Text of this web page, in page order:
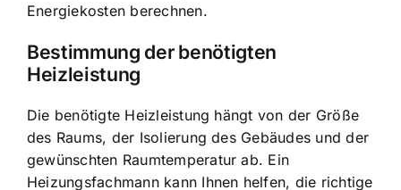
Energiekosten berechnen.
Bestimmung der benötigten
Heizleistung
Die benötigte Heizleistung hängt von der Größe
des Raums, der Isolierung des Gebäudes und der
gewünschten Raumtemperatur ab. Ein
Heizungsfachmann kann Ihnen helfen, die richtige